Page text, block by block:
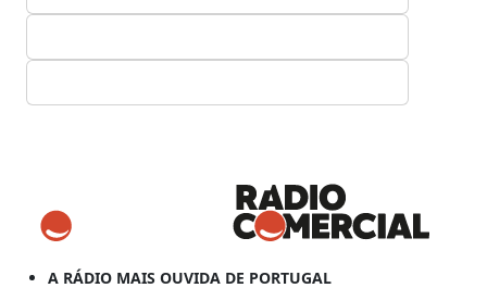
A RÁDIO MAIS OUVIDA DE PORTUGAL